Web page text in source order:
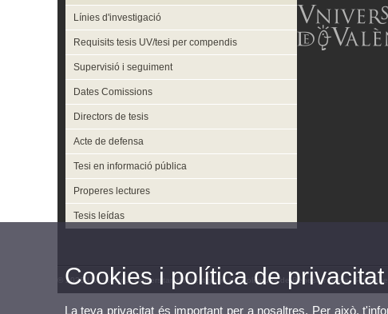
Línies d'investigació
Requisits tesis UV/tesi per compendis
Supervisió i seguiment
Dates Comissions
Directors de tesis
Acte de defensa
Tesi en informació pública
Properes lectures
Tesis leídas
© 2026 UV. - Institut Universitari d’Investigació de Polítiques de Benestar Social
Cookies i política de privacitat
La teva privacitat és important per a nosaltres. Per això,